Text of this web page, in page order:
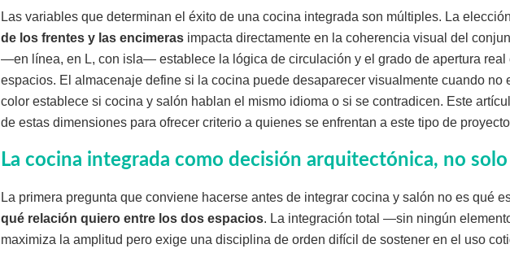
Las variables que determinan el éxito de una cocina integrada son múltiples. La
de los frentes y las encimeras impacta directamente en la coherencia visual del
—en línea, en L, con isla— establece la lógica de circulación y el grado de apertura real
espacios. El almacenaje define si la cocina puede desaparecer visualmente cuando no
color establece si cocina y salón hablan el mismo idioma o si se contradicen. Este
de estas dimensiones para ofrecer criterio a quienes se enfrentan a este tipo de
La cocina integrada como decisión arquitectónica, no
La primera pregunta que conviene hacerse antes de integrar cocina y salón no es qué
qué relación quiero entre los dos espacios. La integración total —sin ningún
maximiza la amplitud pero exige una disciplina de orden difícil de sostener en el uso